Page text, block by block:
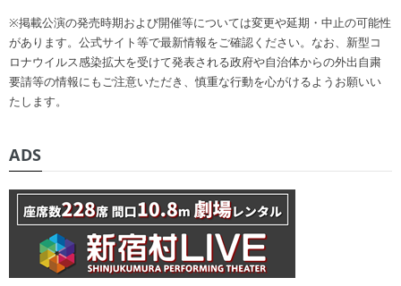
※掲載公演の発売時期および開催等については変更や延期・中止の可能性
があります。公式サイト等で最新情報をご確認ください。なお、新型コ
ロナウイルス感染拡大を受けて発表される政府や自治体からの外出自粛
要請等の情報にもご注意いただき、慎重な行動を心がけるようお願いい
たします。
ADS